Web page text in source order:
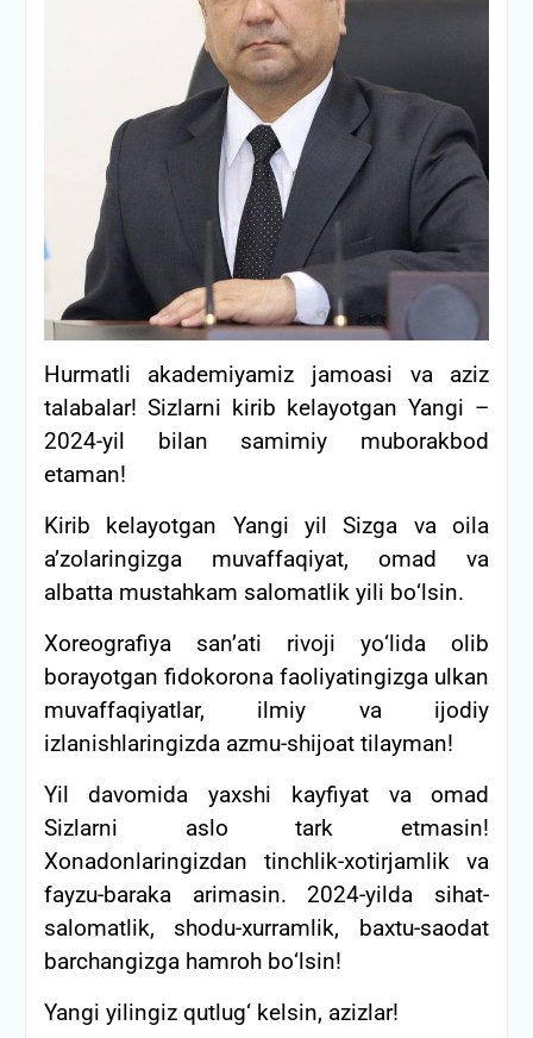
Hurmatli akademiyamiz jamoasi va aziz
talabalar! Sizlarni kirib kelayotgan Yangi –
2024-yil bilan samimiy muborakbod
etaman!
Kirib kelayotgan Yangi yil Sizga va oila
a’zolaringizga muvaffaqiyat, omad va
albatta mustahkam salomatlik yili bо‘lsin.
Xoreografiya san’ati rivoji yо‘lida olib
borayotgan fidokorona faoliyatingizga ulkan
muvaffaqiyatlar, ilmiy va ijodiy
izlanishlaringizda azmu-shijoat tilayman!
Yil davomida yaxshi kayfiyat va omad
Sizlarni aslo tark etmasin!
Xonadonlaringizdan tinchlik-xotirjamlik va
fayzu-baraka arimasin. 2024-yilda sihat-
salomatlik, shodu-xurramlik, baxtu-saodat
barchangizga hamroh bо‘lsin!
Yangi yilingiz qutlug‘ kelsin, azizlar!